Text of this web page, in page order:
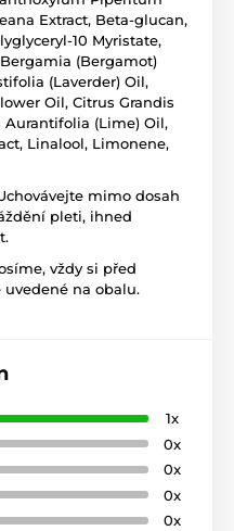
Extract, Beta-glucan,
10 Myristate,
(Bergamot)
(Laverder) Oil,
Oil, Citrus Grandis
Aurantifolia (Lime) Oil,
Linalool, Limonene,
mimo dosah
pleti, ihned
vždy si před
na obalu.
1x
0x
0x
0x
0x